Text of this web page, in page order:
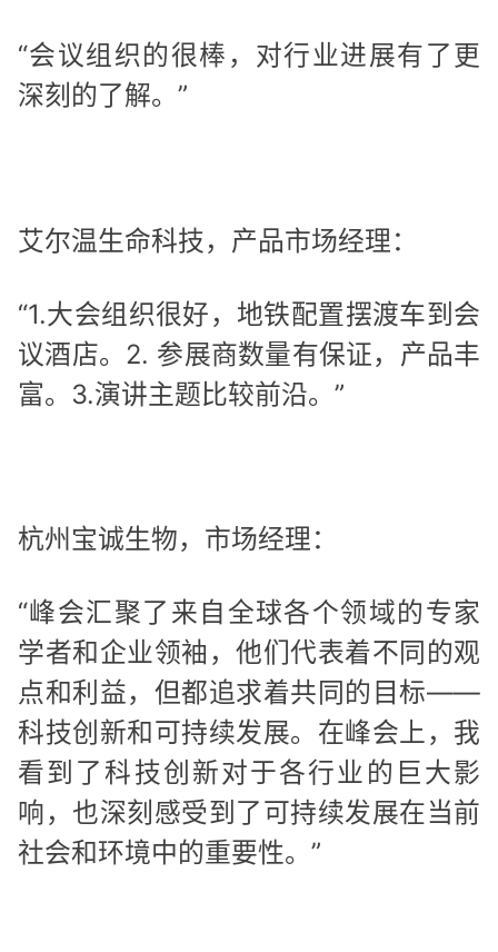
“会议组织的很棒，对行业进展有了更
深刻的了解。”
艾尔温生命科技，产品市场经理：
“1.大会组织很好，地铁配置摆渡车到会
议酒店。2. 参展商数量有保证，产品丰
富。3.演讲主题比较前沿。”
杭州宝诚生物，市场经理：
“峰会汇聚了来自全球各个领域的专家
学者和企业领袖，他们代表着不同的观
点和利益，但都追求着共同的目标——
科技创新和可持续发展。在峰会上，我
看到了科技创新对于各行业的巨大影
响，也深刻感受到了可持续发展在当前
社会和环境中的重要性。”